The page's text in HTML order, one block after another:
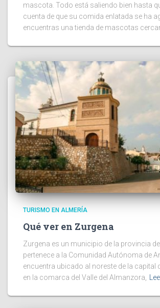
mascota. Todo está saliendo bien hasta
cuenta de que su comida enlatada se ha
encuentras una tienda de mascotas
TURISMO EN ALMERÍA
Qué ver en Zurgena
Zurgena es un municipio de la provincia
pertenece a la Comunidad Autónoma de
encuentra ubicado al noreste de la capital
en la comarca del Valle del Almanzora,